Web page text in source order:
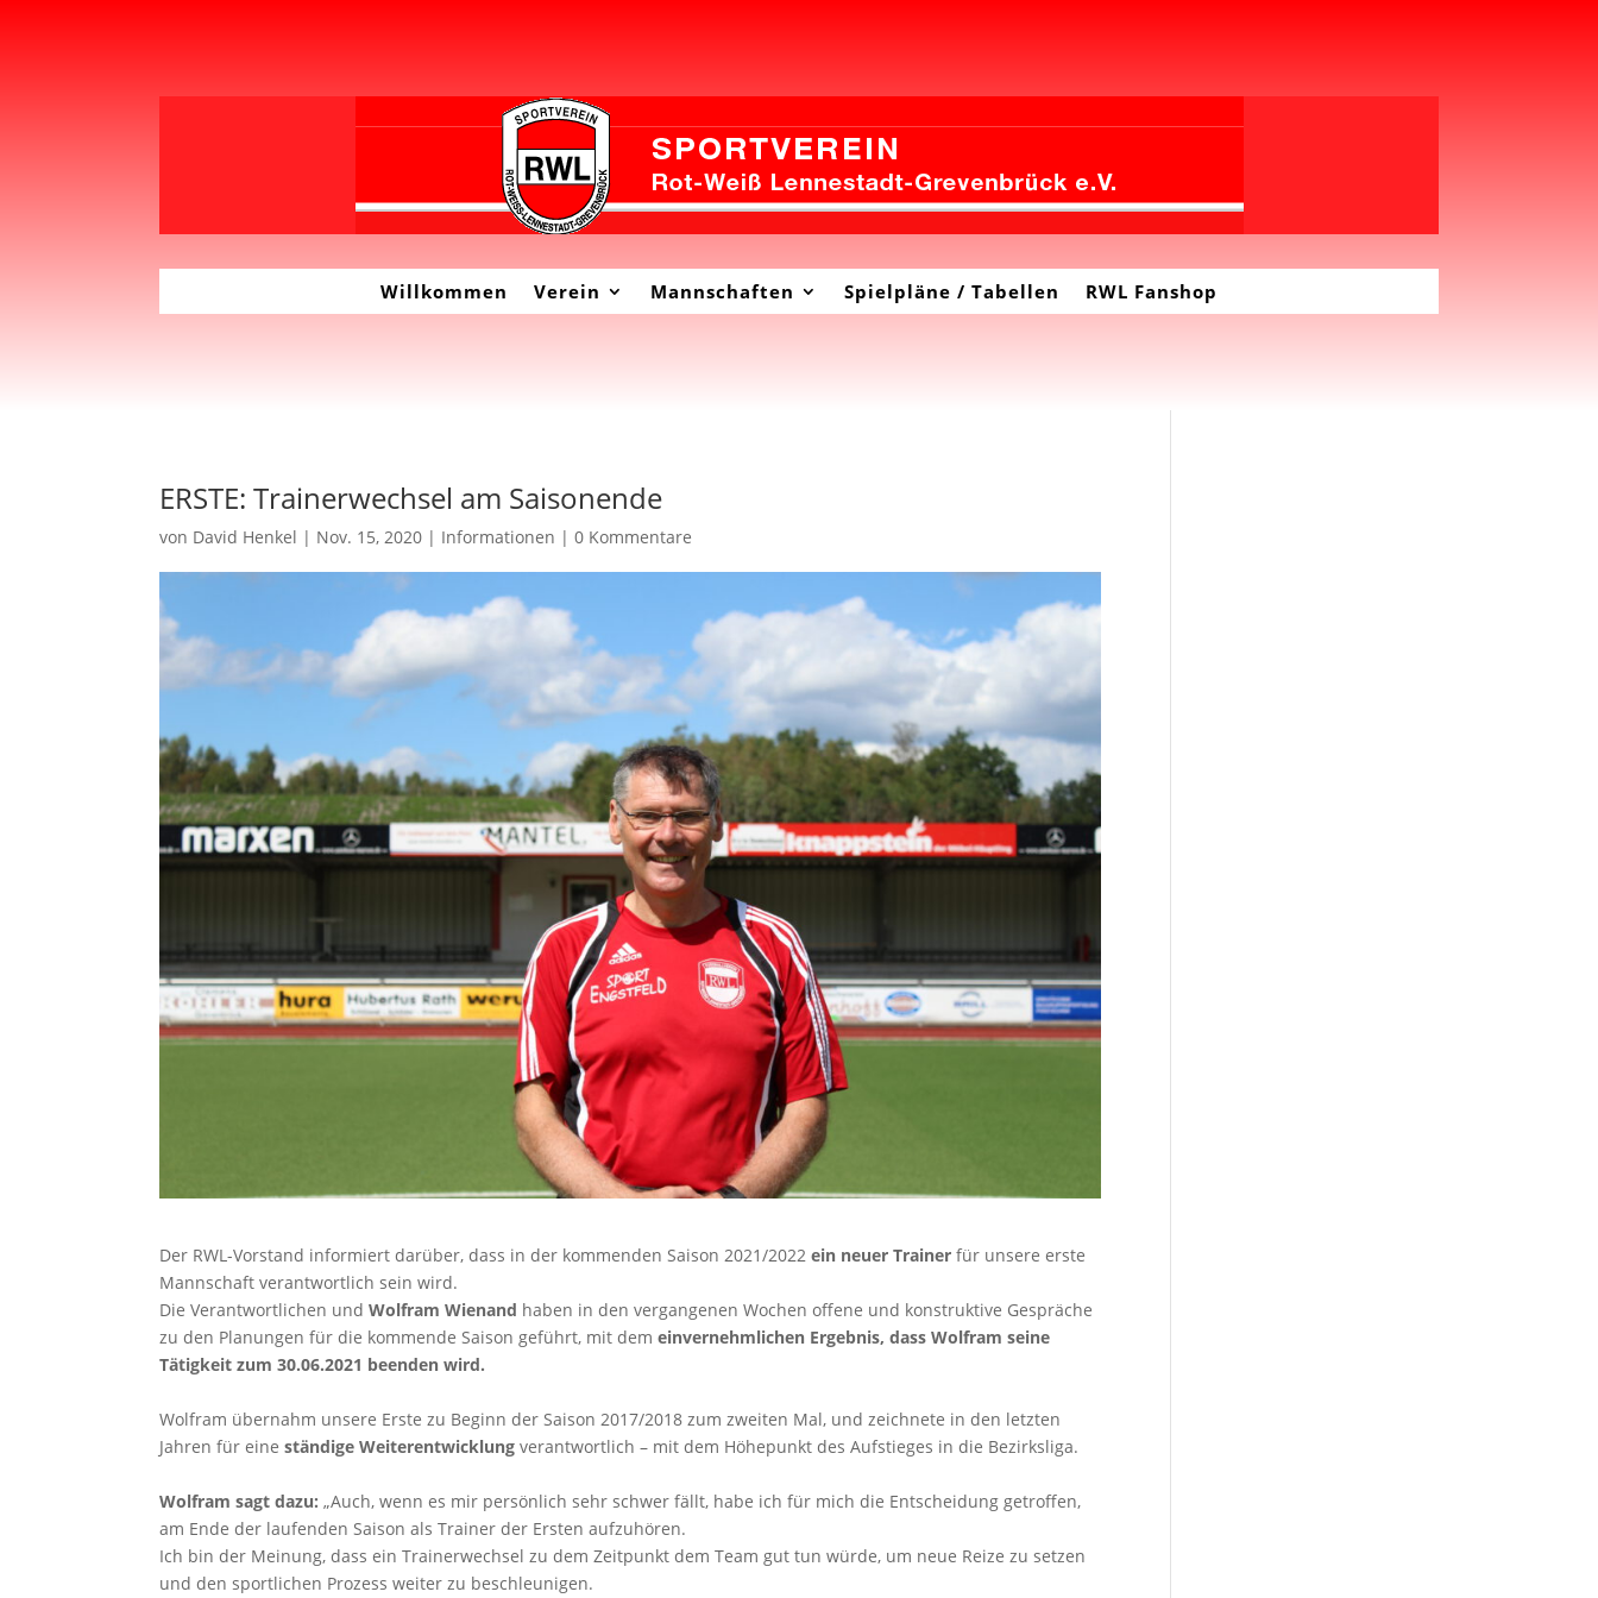
Willkommen Verein Mannschaften Spielpläne / Tabellen RWL Fanshop
ERSTE: Trainerwechsel am Saisonende
von David Henkel | Nov. 15, 2020 | Informationen |0 Kommentare
Der RWL-Vorstand informiert darüber, dass in der kommenden Saison 2021/2022ein neuer Trainer für unsere erste
Mannschaft verantwortlich sein wird.
Die Verantwortlichen undWolfram Wienand haben in den vergangenen Wochen offene und konstruktive Gespräche
zu den Planungen für die kommende Saison geführt, mit demeinvernehmlichen Ergebnis, dass Wolfram seine
Tätigkeit zum 30.06.2021 beenden wird.
Wolfram übernahm unsere Erste zu Beginn der Saison 2017/2018 zum zweiten Mal, und zeichnete in den letzten
Jahren für eineständige Weiterentwicklung verantwortlich – mit dem Höhepunkt des Aufstieges in die Bezirksliga.
Wolfram sagt dazu: „Auch, wenn es mir persönlich sehr schwer fällt, habe ich für mich die Entscheidung getroffen,
am Ende der laufenden Saison als Trainer der Ersten aufzuhören.
Ich bin der Meinung, dass ein Trainerwechsel zu dem Zeitpunkt dem Team gut tun würde, um neue Reize zu setzen
und den sportlichen Prozess weiter zu beschleunigen.